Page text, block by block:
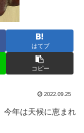
はてブ
コピー
2022.09.25
今年は天候に恵まれ